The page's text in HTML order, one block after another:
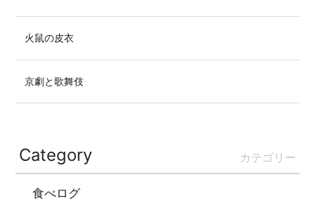
火鼠の皮衣
京劇と歌舞伎
Category カテゴリー
食べログ